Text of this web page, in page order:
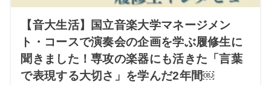
【音大生活】国立音楽大学マネージメン
ト・コースで演奏会の企画を学ぶ履修生に
聞きました！専攻の楽器にも活きた「言葉
で表現する大切さ」を学んだ2年間￼